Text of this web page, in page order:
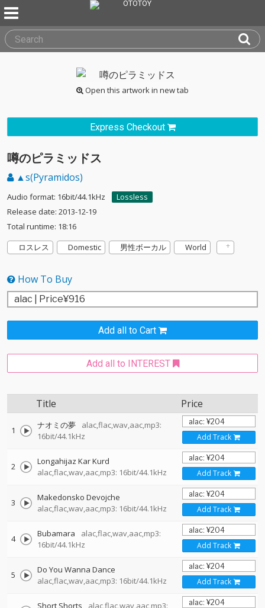
Open this artwork in new tab
Express Checkout
噂のピラミッドス
▲s(Pyramidos)
Audio format: 16bit/44.1kHz
Lossless
Release date: 2013-12-19
Total runtime: 18:16
ロスレス
Domestic 男性ボーカル World
How To Buy
Add all to Cart
Add all to INTEREST
Title Price
1 ナオミの夢
alac,flac,wav,aac,mp3:
16bit/44.1kHz
Add Track
2
Longahijaz Kar Kurd
alac,flac,wav,aac,mp3: 16bit/44.1kHz
Add Track
3
Makedonsko Devojche
alac,flac,wav,aac,mp3: 16bit/44.1kHz
Add Track
4 Bubamara
alac,flac,wav,aac,mp3:
16bit/44.1kHz
Add Track
5
Do You Wanna Dance
alac,flac,wav,aac,mp3: 16bit/44.1kHz
Add Track
Short Shorts
alac,flac,wav,aac,mp3: